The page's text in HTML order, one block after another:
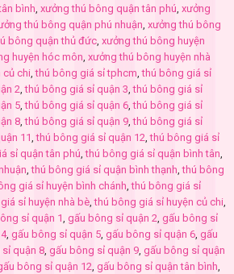
bình, xưởng thú bông quận tân phú, xưởng
thú bông quận phú nhuận, xưởng thú bông
bông quận thủ đức, xưởng thú bông huyện
huyện hóc môn, xưởng thú bông huyện nhà
củ chi,thú bông giá sỉ tphcm,thú bông giá sỉ
2,thú bông giá sỉ quận 3,thú bông giá sỉ
5,thú bông giá sỉ quận 6,thú bông giá sỉ
8,thú bông giá sỉ quận 9,thú bông giá sỉ
11,thú bông giá sỉ quận 12,thú bông giá sỉ
sỉ quận tân phú,thú bông giá sỉ quận bình tân,
,thú bông giá sỉ quận bình thạnh,thú bông
giá sỉ huyện bình chánh,thú bông giá sỉ
sỉ huyện nhà bè,thú bông giá sỉ huyện củ chi,
sỉ quận 1, gấu bông sỉ quận 2, gấu bông sỉ
, gấu bông sỉ quận 5, gấu bông sỉ quận 6, gấu
quận 8, gấu bông sỉ quận 9, gấu bông sỉ quận
bông sỉ quận 12, gấu bông sỉ quận tân bình,